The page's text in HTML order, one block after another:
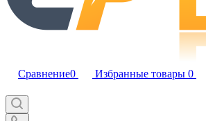
Сравнение0 Избранные товары 0